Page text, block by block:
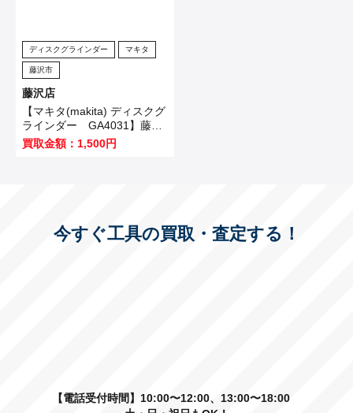
ディスクグラインダー マキタ
藤沢市
藤沢店
【マキタ(makita) ディスクグ
ラインダー GA4031】藤沢
市のお客様から買取させてい
ただきました！
買取金額：1,500円
今すぐ工具の買取・査定する！
【電話受付時間】10:00〜12:00、13:00〜18:00